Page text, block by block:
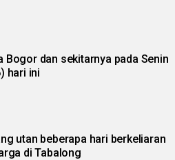
Bogor dan sekitarnya pada Senin
hari ini
utan beberapa hari berkeliaran
di Tabalong